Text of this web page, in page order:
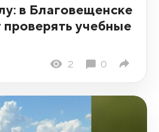
в Благовещенске
учебные
2 0